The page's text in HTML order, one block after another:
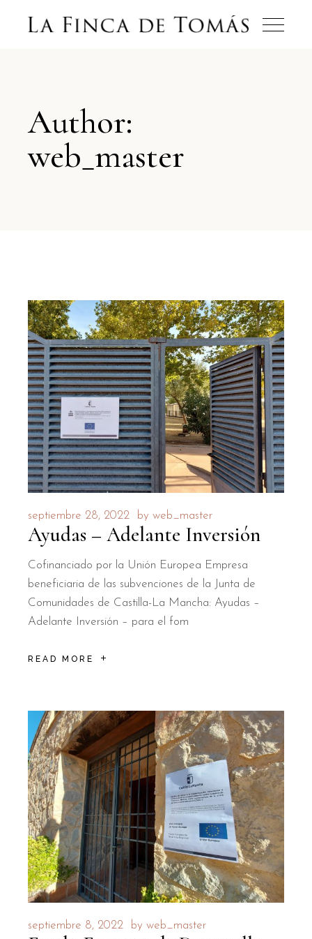
Author:
web_master
septiembre 28, 2022 by web_master
Ayudas – Adelante Inversión
Cofinanciado por la Unión Europea Empresa
beneficiaria de las subvenciones de la Junta de
Comunidades de Castilla-La Mancha: Ayudas –
Adelante Inversión – para el fom
READ MORE
septiembre 8, 2022 by web_master